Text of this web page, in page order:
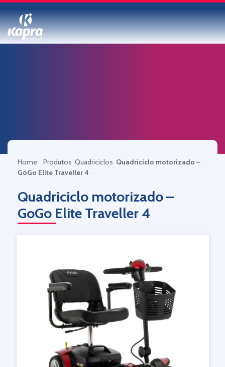
Home Produtos Quadriciclos Quadriciclo motorizado –
GoGo Elite Traveller 4
Quadriciclo motorizado –
GoGo Elite Traveller 4